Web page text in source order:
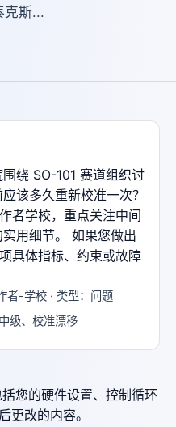
克斯...
绕 SO-101 赛道组织讨
该多久重新校准一次？
者学校，重点关注中间
用细节。 如果您做出
具体指标、约束或故障
者-学校 · 类型：问题
级、校准漂移
您的硬件设置、控制循环
更改的内容。